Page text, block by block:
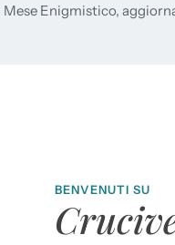
Enigmistico,
BENVENUTI SU